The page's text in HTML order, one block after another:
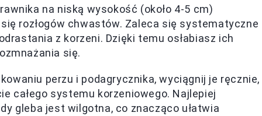
na niską wysokość (około 4-5 cm)
rozłogów chwastów. Zaleca się systematyczne
z korzeni. Dzięki temu osłabiasz ich
się.
perzu i podagrycznika, wyciągnij je ręcznie,
całego systemu korzeniowego. Najlepiej
gleba jest wilgotna, co znacząco ułatwia